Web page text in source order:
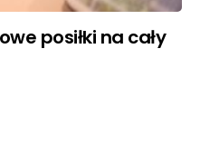
posiłki na cały